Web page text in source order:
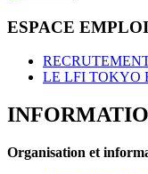
ESPACE EMPLOI
LE LFI TOKYO
Organisation et